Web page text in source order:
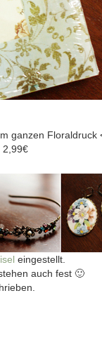
ganzen Floraldruck
2,99€
eingestellt.
auch fest 🙂